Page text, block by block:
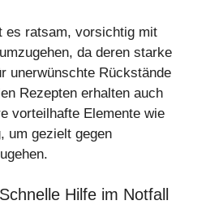
es ratsam, vorsichtig mit
da deren starke
unerwünschte Rückstände
Rezepten erhalten auch
vorteilhafte Elemente wie
um gezielt gegen
Hilfe im Notfall